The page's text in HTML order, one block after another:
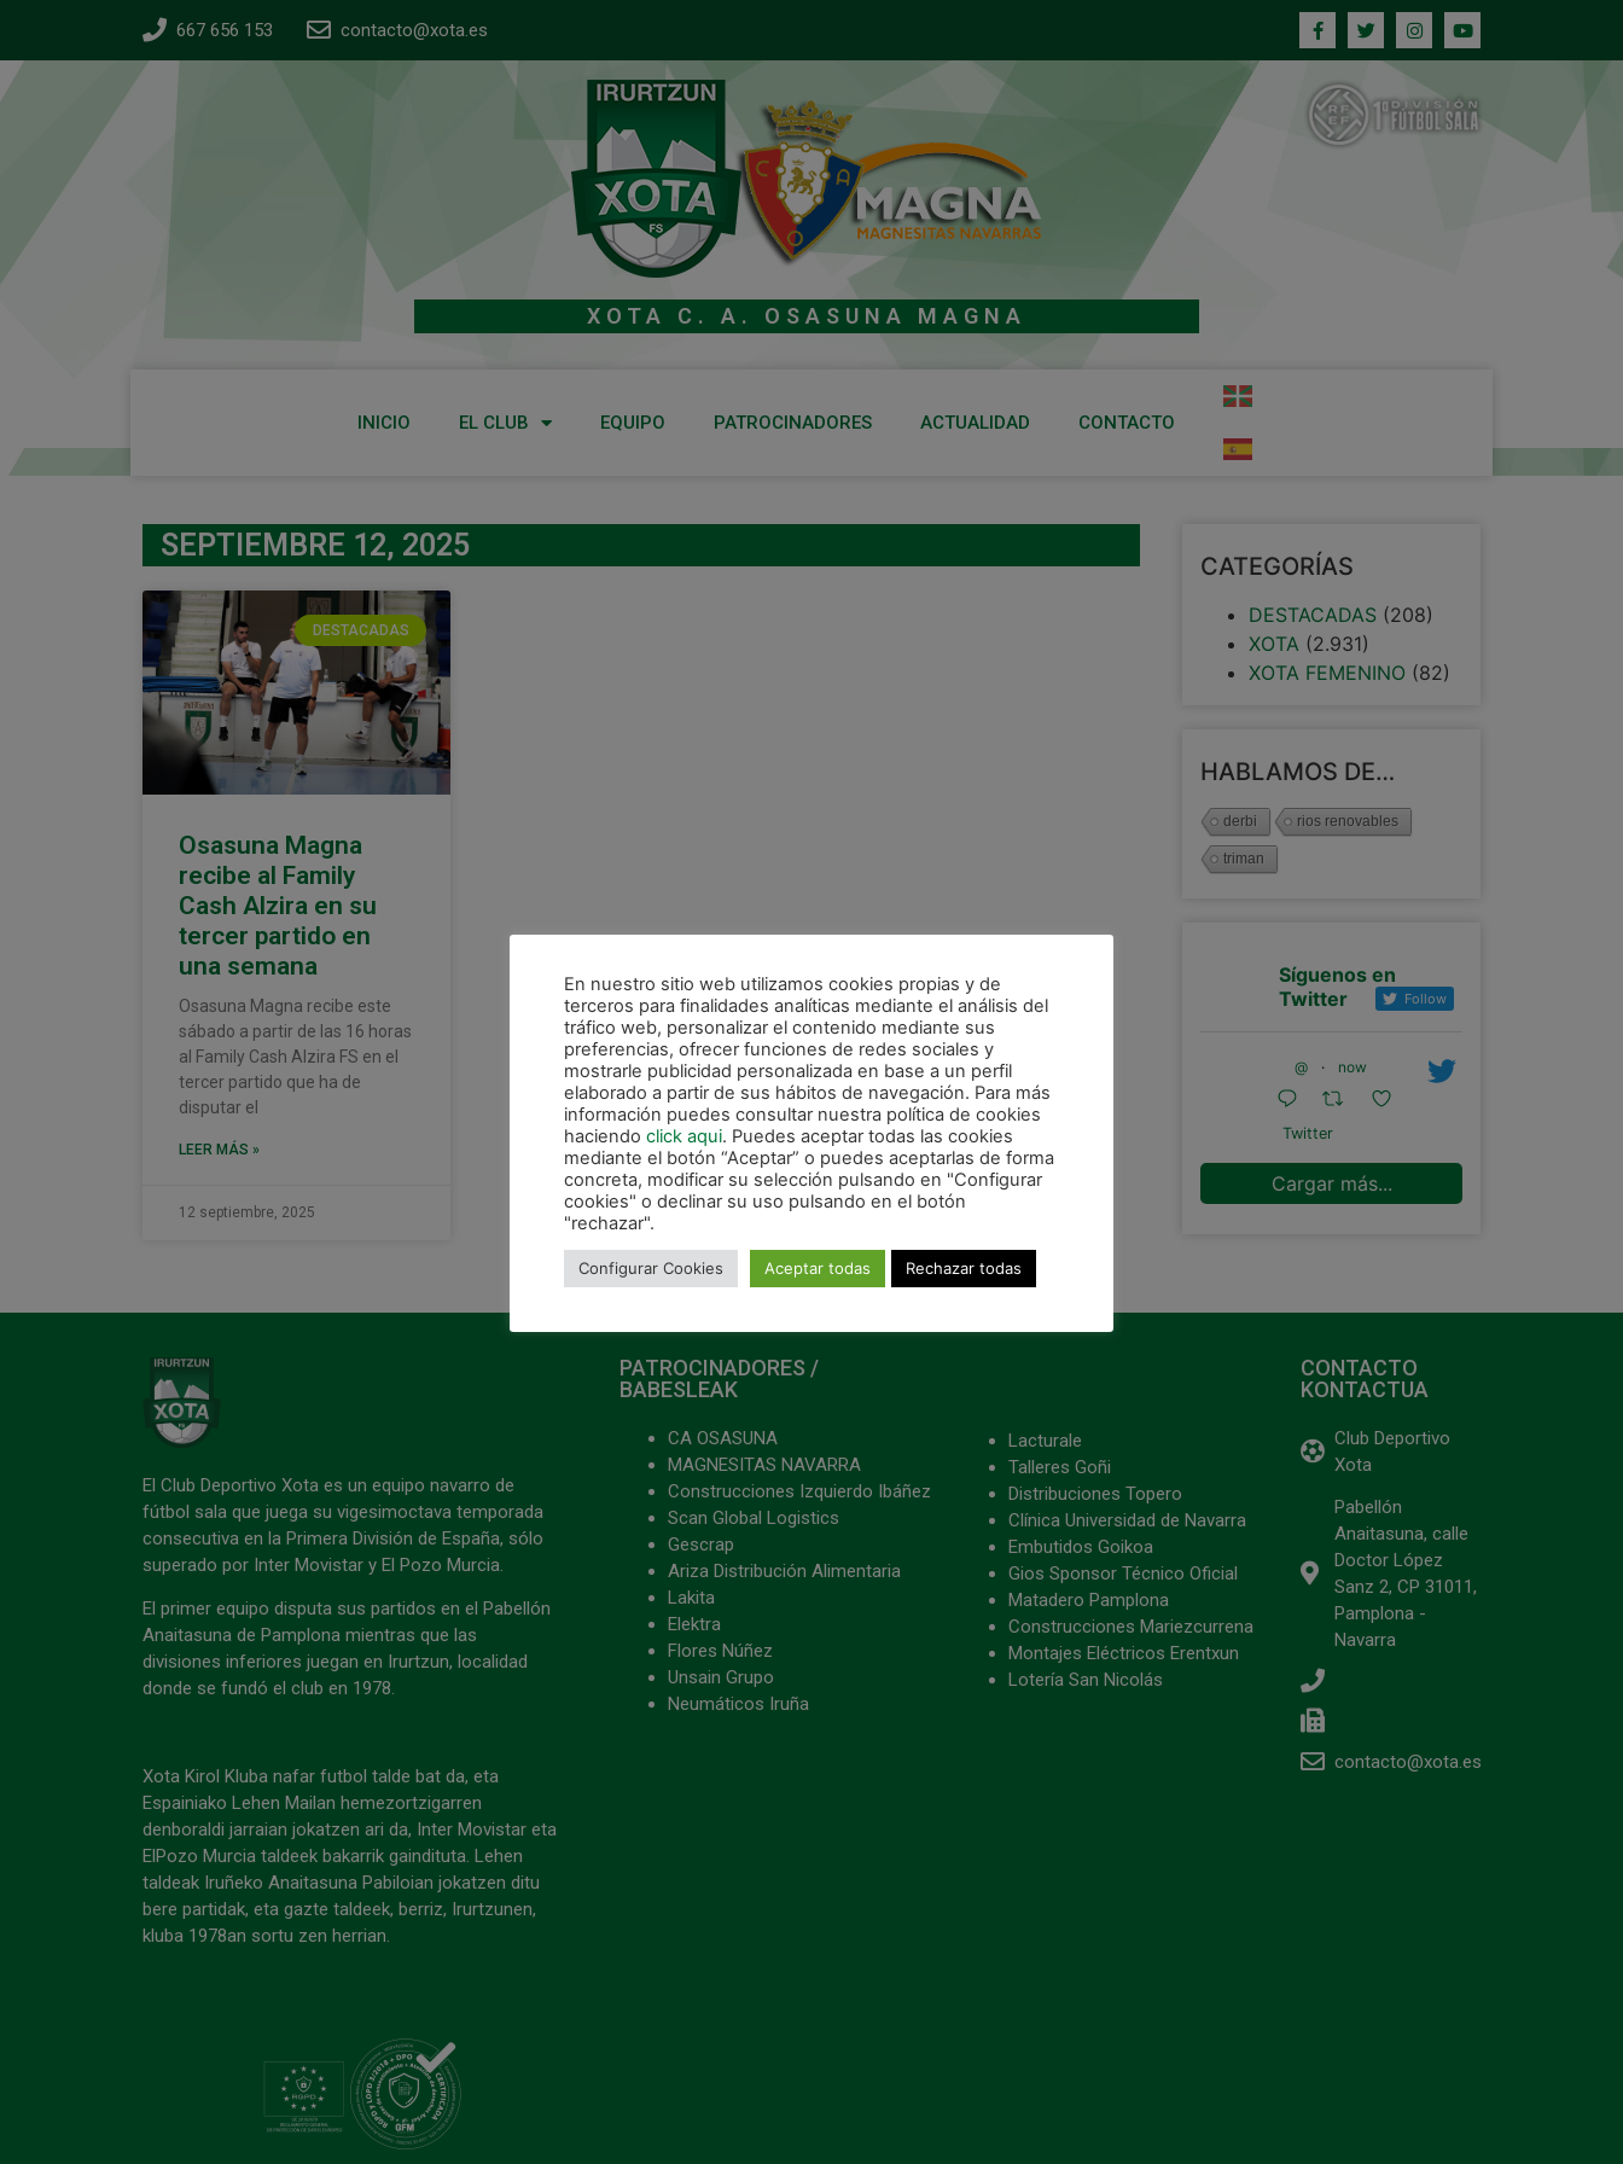
667 656 153 contacto@xota.es
XOTA C. A. OSASUNA MAGNA
INICIO EL CLUB EQUIPO PATROCINADORES ACTUALIDAD CONTACTO
SEPTIEMBRE 12, 2025
DESTACADAS
Osasuna Magna
recibe al Family
Cash Alzira en su
tercer partido en
una semana
Osasuna Magna recibe este
sábado a partir de las 16 horas
al Family Cash Alzira FS en el
tercer partido que ha de
disputar el
LEER MÁS »
12 septiembre, 2025
CATEGORÍAS
DESTACADAS (208)
XOTA (2.931)
XOTA FEMENINO (82)
HABLAMOS DE…
derbi rios renovables
triman
Síguenos en
Twitter
Follow
@ · now
Twitter
Cargar más...
El Club Deportivo Xota es un equipo navarro de
fútbol sala que juega su vigesimoctava temporada
consecutiva en la Primera División de España, sólo
superado por Inter Movistar y El Pozo Murcia.
El primer equipo disputa sus partidos en el Pabellón
Anaitasuna de Pamplona mientras que las
divisiones inferiores juegan en Irurtzun, localidad
donde se fundó el club en 1978.
Xota Kirol Kluba nafar futbol talde bat da, eta
Espainiako Lehen Mailan hemezortzigarren
denboraldi jarraian jokatzen ari da, Inter Movistar eta
ElPozo Murcia taldeek bakarrik gaindituta. Lehen
taldeak Iruñeko Anaitasuna Pabiloian jokatzen ditu
bere partidak, eta gazte taldeek, berriz, Irurtzunen,
kluba 1978an sortu zen herrian.
PATROCINADORES /
BABESLEAK
CA OSASUNA
MAGNESITAS NAVARRA
Construcciones Izquierdo Ibáñez
Scan Global Logistics
Gescrap
Ariza Distribución Alimentaria
Lakita
Elektra
Flores Núñez
Unsain Grupo
Neumáticos Iruña
Lacturale
Talleres Goñi
Distribuciones Topero
Clínica Universidad de Navarra
Embutidos Goikoa
Gios Sponsor Técnico Oficial
Matadero Pamplona
Construcciones Mariezcurrena
Montajes Eléctricos Erentxun
Lotería San Nicolás
CONTACTO
KONTACTUA
Club Deportivo
Xota
Pabellón
Anaitasuna, calle
Doctor López
Sanz 2, CP 31011,
Pamplona -
Navarra
contacto@xota.es
En nuestro sitio web utilizamos cookies propias y de
terceros para finalidades analíticas mediante el análisis del
tráfico web, personalizar el contenido mediante sus
preferencias, ofrecer funciones de redes sociales y
mostrarle publicidad personalizada en base a un perfil
elaborado a partir de sus hábitos de navegación. Para más
información puedes consultar nuestra política de cookies
haciendo click aqui. Puedes aceptar todas las cookies
mediante el botón “Aceptar” o puedes aceptarlas de forma
concreta, modificar su selección pulsando en "Configurar
cookies" o declinar su uso pulsando en el botón
"rechazar".
Configurar Cookies Aceptar todas Rechazar todas